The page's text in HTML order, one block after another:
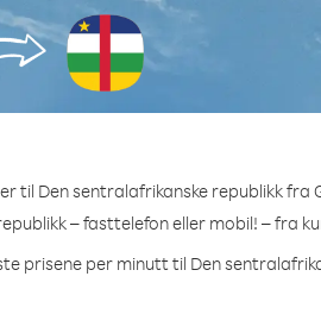
til Den sentralafrikanske republikk fra
– fasttelefon eller mobil! – fra
prisene per minutt til Den